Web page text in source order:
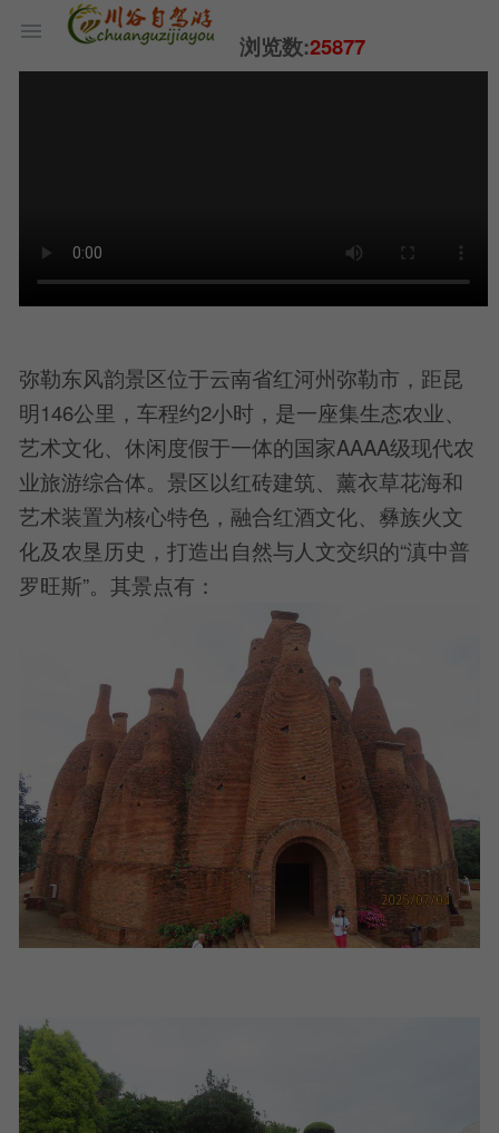
浏览数:25877
弥勒东风韵景区位于云南省红河州弥勒市，距昆
明146公里，车程约2小时，是一座集生态农业、
艺术文化、休闲度假于一体的国家AAAA级现代农
业旅游综合体。景区以红砖建筑、薰衣草花海和
艺术装置为核心特色，融合红酒文化、彝族火文
化及农垦历史，打造出自然与人文交织的“滇中普
罗旺斯”。其景点有：